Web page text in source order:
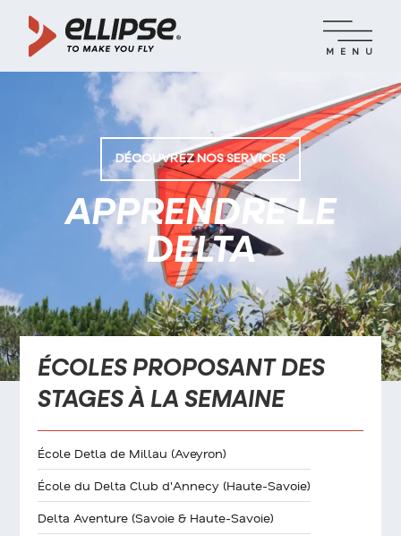
MENU
DÉCOUVREZ NOS SERVICES
APPRENDRE LE
DELTA
ÉCOLES PROPOSANT DES
STAGES À LA SEMAINE
École Detla de Millau (Aveyron)
École du Delta Club d'Annecy (Haute-Savoie)
Delta Aventure (Savoie & Haute-Savoie)